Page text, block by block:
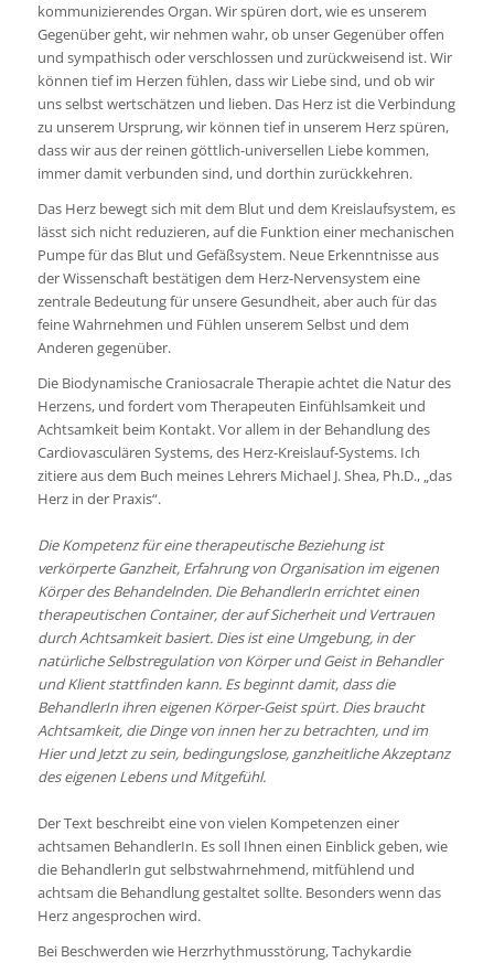
kommunizierendes Organ. Wir spüren dort, wie es unserem
Gegenüber geht, wir nehmen wahr, ob unser Gegenüber offen
und sympathisch oder verschlossen und zurückweisend ist. Wir
können tief im Herzen fühlen, dass wir Liebe sind, und ob wir
uns selbst wertschätzen und lieben. Das Herz ist die Verbindung
zu unserem Ursprung, wir können tief in unserem Herz spüren,
dass wir aus der reinen göttlich-universellen Liebe kommen,
immer damit verbunden sind, und dorthin zurückkehren.
Das Herz bewegt sich mit dem Blut und dem Kreislaufsystem, es
lässt sich nicht reduzieren, auf die Funktion einer mechanischen
Pumpe für das Blut und Gefäßsystem. Neue Erkenntnisse aus
der Wissenschaft bestätigen dem Herz-Nervensystem eine
zentrale Bedeutung für unsere Gesundheit, aber auch für das
feine Wahrnehmen und Fühlen unserem Selbst und dem
Anderen gegenüber.
Die Biodynamische Craniosacrale Therapie achtet die Natur des
Herzens, und fordert vom Therapeuten Einfühlsamkeit und
Achtsamkeit beim Kontakt. Vor allem in der Behandlung des
Cardiovasculären Systems, des Herz-Kreislauf-Systems. Ich
zitiere aus dem Buch meines Lehrers Michael J. Shea, Ph.D., „das
Herz in der Praxis“.
Die Kompetenz für eine therapeutische Beziehung ist
verkörperte Ganzheit, Erfahrung von Organisation im eigenen
Körper des Behandelnden. Die BehandlerIn errichtet einen
therapeutischen Container, der auf Sicherheit und Vertrauen
durch Achtsamkeit basiert. Dies ist eine Umgebung, in der
natürliche Selbstregulation von Körper und Geist in Behandler
und Klient stattfinden kann. Es beginnt damit, dass die
BehandlerIn ihren eigenen Körper-Geist spürt. Dies braucht
Achtsamkeit, die Dinge von innen her zu betrachten, und im
Hier und Jetzt zu sein, bedingungslose, ganzheitliche Akzeptanz
des eigenen Lebens und Mitgefühl.
Der Text beschreibt eine von vielen Kompetenzen einer
achtsamen BehandlerIn. Es soll Ihnen einen Einblick geben, wie
die BehandlerIn gut selbstwahrnehmend, mitfühlend und
achtsam die Behandlung gestaltet sollte. Besonders wenn das
Herz angesprochen wird.
Bei Beschwerden wie Herzrhythmusstörung, Tachykardie